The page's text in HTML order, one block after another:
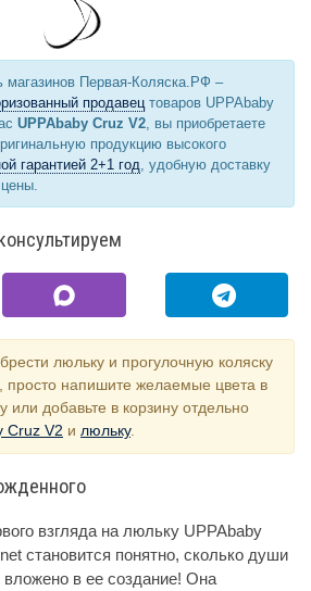
магазинов Первая-Коляска.РФ –
продавецтоваров UPPAbaby
UPPAbaby Cruz V2, вы приобретаете
продукцию высокого
гарантией 2+1 год, удобную доставку
люльку и прогулочную коляску
просто напишите желаемые цвета в
или добавьте в корзину отдельно
Cruz V2 и люльку.
взгляда на люльку UPPAbaby
становится понятно, сколько души
в ее создание! Она